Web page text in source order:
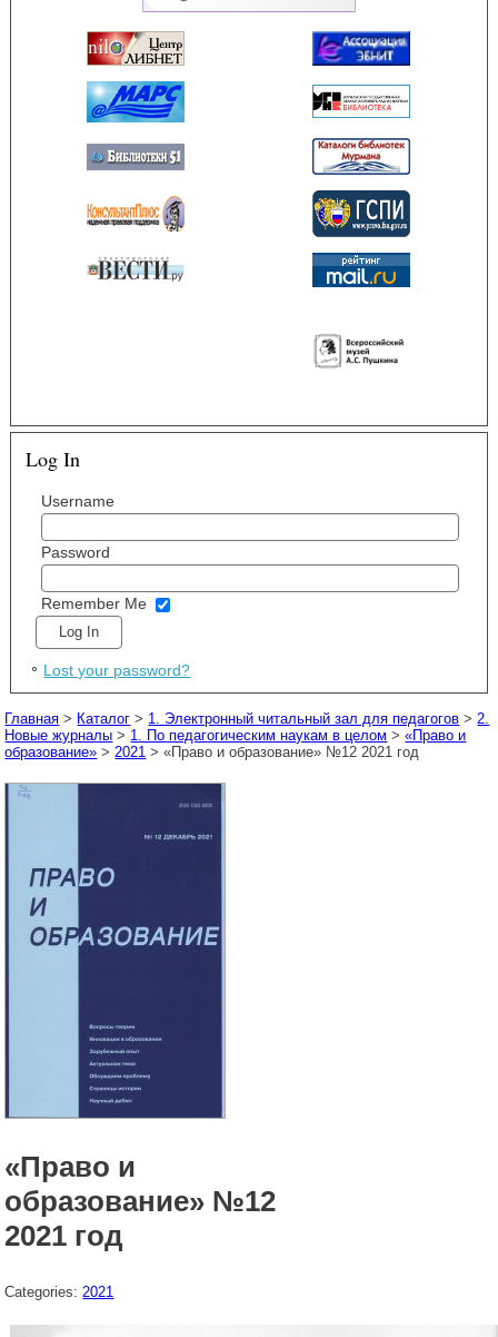
Log In
Username
Password
Remember Me
Lost your password?
Главная > Каталог > 1. Электронный читальный зал для педагогов > 2.
Новые журналы > 1. По педагогическим наукам в целом >«Право и
образование» > 2021 > «Право и образование» №12 2021 год
«Право и
образование» №12
2021 год
Categories: 2021